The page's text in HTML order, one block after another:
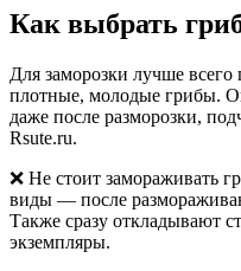
Как выбрать
Для заморозки лучше
плотные, молодые грибы.
даже после разморозки,
Rsute.ru.
❌ Не стоит замораживать
виды — после
Также сразу откладывают
экземпляры.